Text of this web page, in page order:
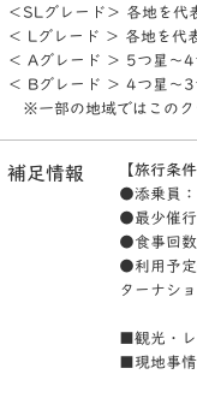
＜SLグレード＞ 各地を代
＜ Lグレード ＞ 各地を代
＜ Aグレード ＞ 5つ星～
＜ Bグレード ＞ 4つ星～
※一部の地域ではこのク
補足情報
【旅行条
●添乗員：
●最少催
●食事回数
●利用予定
ターナシ
■観光・レ
■現地事情